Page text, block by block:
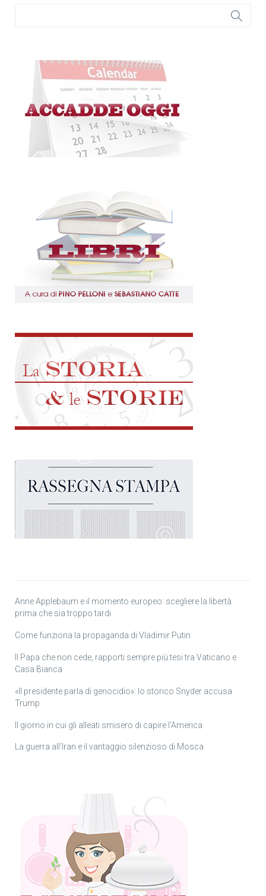
Anne Applebaum e il momento europeo: scegliere la libertà
prima che sia troppo tardi
Come funziona la propaganda di Vladimir Putin
Il Papa che non cede, rapporti sempre più tesi tra Vaticano e
Casa Bianca
«Il presidente parla di genocidio»: lo storico Snyder accusa
Trump
Il giorno in cui gli alleati smisero di capire l’America
La guerra all’Iran e il vantaggio silenzioso di Mosca